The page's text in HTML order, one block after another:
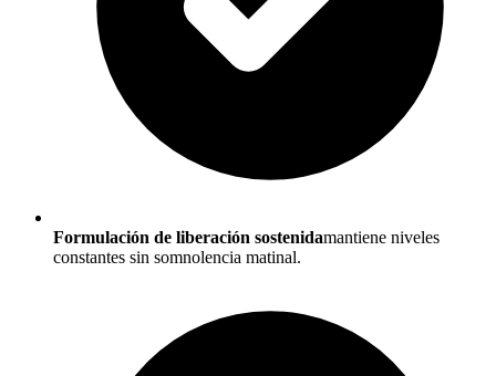
Formulación de liberación sostenidamantiene niveles
constantes sin somnolencia matinal.